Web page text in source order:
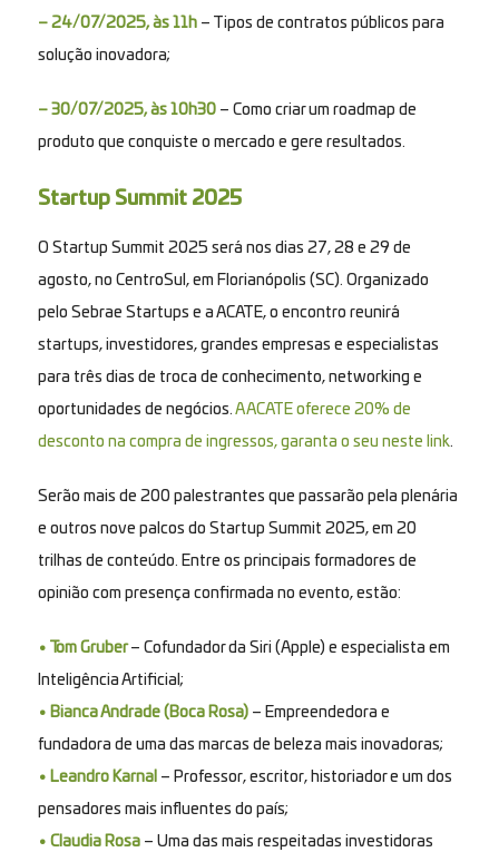
– 24/07/2025, às 11h– Tipos de contratos públicos para
solução inovadora;
– 30/07/2025, às 10h30– Como criar um roadmap de
produto que conquiste o mercado e gere resultados.
Startup Summit 2025
O Startup Summit 2025 será nos dias 27, 28 e 29 de
agosto, no CentroSul, em Florianópolis (SC). Organizado
pelo Sebrae Startups e a ACATE, o encontro reunirá
startups, investidores, grandes empresas e especialistas
para três dias de troca de conhecimento, networking e
oportunidades de negócios. A ACATE oferece 20% de
desconto na compra de ingressos, garanta o seu neste link.
Serão mais de 200 palestrantes que passarão pela plenária
e outros nove palcos do Startup Summit 2025, em 20
trilhas de conteúdo. Entre os principais formadores de
opinião com presença confirmada no evento, estão:
• Tom Gruber– Cofundador da Siri (Apple) e especialista em
Inteligência Artificial;
• Bianca Andrade (Boca Rosa)– Empreendedora e
fundadora de uma das marcas de beleza mais inovadoras;
• Leandro Karnal – Professor, escritor, historiador e um dos
pensadores mais influentes do país;
• Claudia Rosa– Uma das mais respeitadas investidoras